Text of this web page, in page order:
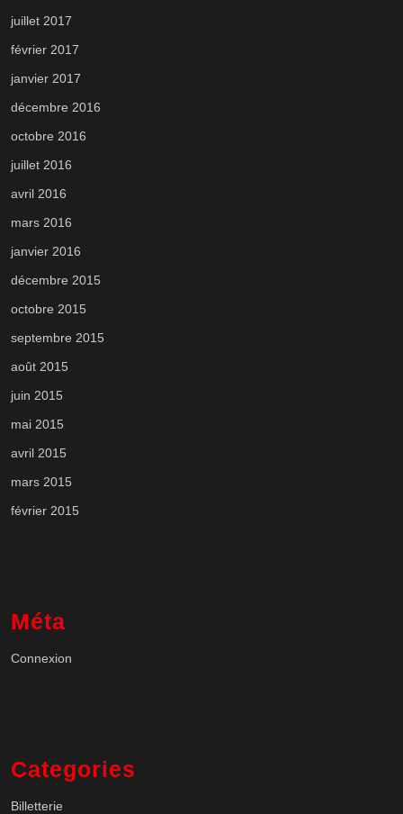
juillet 2017
février 2017
janvier 2017
décembre 2016
octobre 2016
juillet 2016
avril 2016
mars 2016
janvier 2016
décembre 2015
octobre 2015
septembre 2015
août 2015
juin 2015
mai 2015
avril 2015
mars 2015
février 2015
Méta
Connexion
Categories
Billetterie